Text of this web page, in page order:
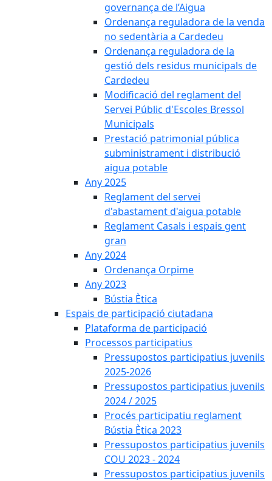
governança de l’Aigua
Ordenança reguladora de la venda
no sedentària a Cardedeu
Ordenança reguladora de la
gestió dels residus municipals de
Cardedeu
Modificació del reglament del
Servei Públic d'Escoles Bressol
Municipals
Prestació patrimonial pública
subministrament i distribució
aigua potable
Any 2025
Reglament del servei
d'abastament d'aigua potable
Reglament Casals i espais gent
gran
Any 2024
Ordenança Orpime
Any 2023
Bústia Ètica
Espais de participació ciutadana
Plataforma de participació
Processos participatius
Pressupostos participatius juvenils
2025-2026
Pressupostos participatius juvenils
2024 / 2025
Procés participatiu reglament
Bústia Ètica 2023
Pressupostos participatius juvenils
COU 2023 - 2024
Pressupostos participatius juvenils